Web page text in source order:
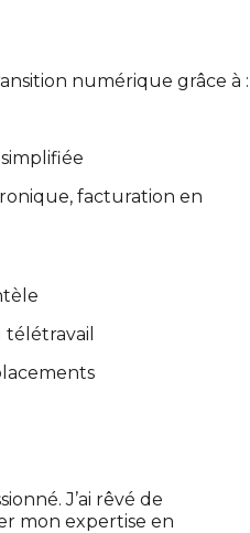
numérique grâce à :
facturation en
J’ai rêvé de
mon expertise en